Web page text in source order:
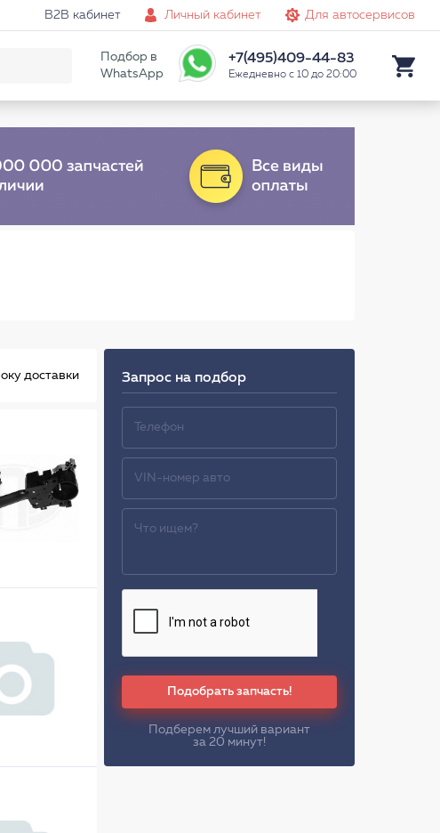
B2B кабинет Личный кабинет Для автосервисов
Подбор в
WhatsApp
+7(495)409-44-83
Ежедневно с 10 до 20:00
доставки Запрос на подбор
Подобрать запчасть!
Подберем лучший вариант
за 20 минут!